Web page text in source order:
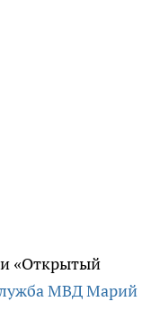
«Открытый
МВД Марий